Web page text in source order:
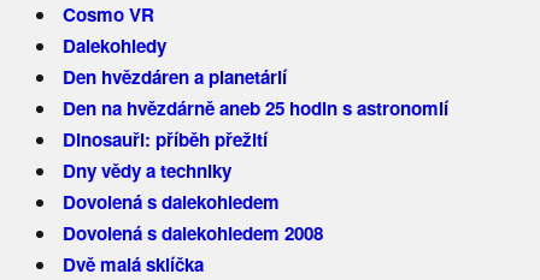
Cosmo VR
Dalekohledy
Den hvězdáren a planetárií
Den na hvězdárně aneb 25 hodin s astronomií
Dinosauři: příběh přežití
Dny vědy a techniky
Dovolená s dalekohledem
Dovolená s dalekohledem 2008
Dvě malá sklíčka